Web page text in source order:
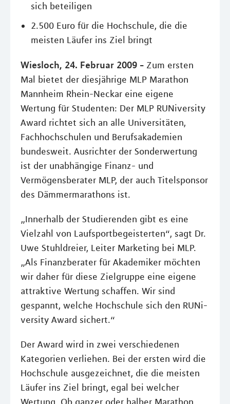
sich beteiligen
2.500 Euro für die Hochschule, die die
meisten Läufer ins Ziel bringt
Wiesloch, 24. Februar 2009 - Zum ersten
Mal bietet der diesjährige MLP Marathon
Mannheim Rhein-Neckar eine eigene
Wertung für Studenten: Der MLP RUNiversity
Award richtet sich an alle Universitäten,
Fachhochschulen und Berufsakademien
bundesweit. Ausrichter der Sonderwertung
ist der unabhängige Finanz- und
Vermögensberater MLP, der auch Titelsponsor
des Dämmermarathons ist.
„Innerhalb der Studierenden gibt es eine
Vielzahl von Laufsportbegeisterten“, sagt Dr.
Uwe Stuhldreier, Leiter Marketing bei MLP.
„Als Finanzberater für Akademiker möchten
wir daher für diese Zielgruppe eine eigene
attraktive Wertung schaffen. Wir sind
gespannt, welche Hochschule sich den RUNi-
versity Award sichert.“
Der Award wird in zwei verschiedenen
Kategorien verliehen. Bei der ersten wird die
Hochschule ausgezeichnet, die die meisten
Läufer ins Ziel bringt, egal bei welcher